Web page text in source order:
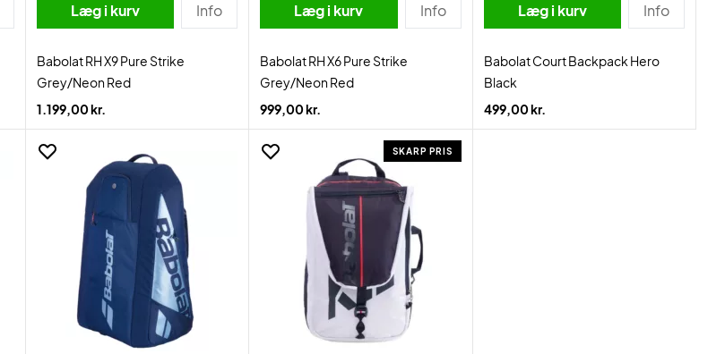
Læg i kurv Info
Babolat RH X9 Pure Strike
Grey/Neon Red
1.199,00 kr.
Læg i kurv Info
Babolat RH X6 Pure Strike
Grey/Neon Red
999,00 kr.
Læg i kurv Info
Babolat Court Backpack Hero
Black
499,00 kr.
SKARP PRIS